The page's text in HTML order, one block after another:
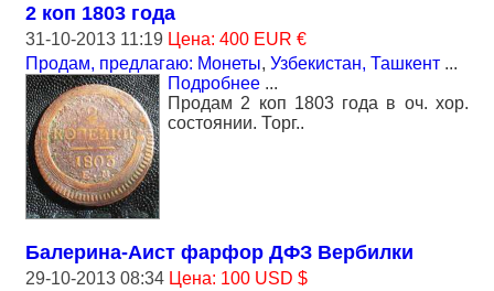
2 коп 1803 года
31-10-2013 11:19 Цена: 400 EUR €
Продам, предлагаю: Монеты, Узбекистан, Ташкент ...
Подробнее ...
Продам 2 коп 1803 года в оч. хор.
состоянии. Торг..
Балерина-Аист фарфор ДФЗ Вербилки
29-10-2013 08:34 Цена: 100 USD $